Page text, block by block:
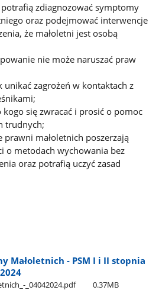
zdiagnozować symptomy
oraz podejmować interwencje
że małoletni jest osobą
nie może naruszać praw
unikać zagrożeń w kontaktach z
kogo się zwracać i prosić o pomoc
trudnych;
małoletnich poszerzają
o metodach wychowania bez
oraz potrafią uczyć zasad
Małoletnich - PSM I i II stopnia
​_04042024.pdf 0.37MB